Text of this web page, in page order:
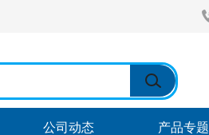
公司动态 产品专题